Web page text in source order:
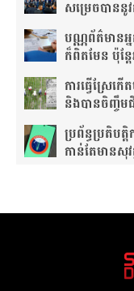
សម្រេចបាននូ
បណ្ណ​ព័ត៌មាន​អ្
ក៏ពិតមែន ប៉ុន្
ការ​ធ្វើ​ស្រែ​
និងបានចិញ្ចឹម
ប្រព័ន្ធប្រតិបត្
កាន់តែ​មានសុវ